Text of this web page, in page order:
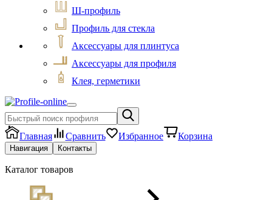
Ш-профиль
Профиль для стекла
Аксессуары для плинтуса
Аксессуары для профиля
Клея, герметики
Главная Сравнить Избранное Корзина
Навигация Контакты
Каталог товаров